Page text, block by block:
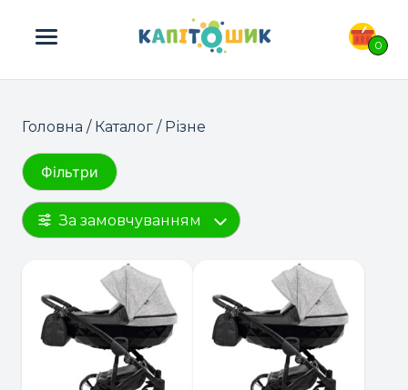
0
ПОШУК ТОВАРІВ:
Головна / Каталог / Різне
Фільтри
За замовчуванням